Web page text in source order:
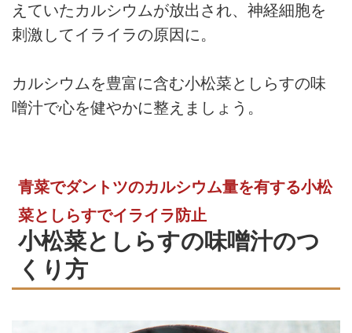
えていたカルシウムが放出され、神経細胞を
刺激してイライラの原因に。
カルシウムを豊富に含む小松菜としらすの味
噌汁で心を健やかに整えましょう。
青菜でダントツのカルシウム量を有する小松
菜としらすでイライラ防止
小松菜としらすの味噌汁のつ
くり方